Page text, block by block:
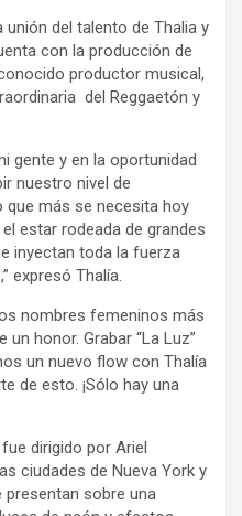
del talento de Thalia y
con la producción de
productor musical,
del Reggaetón y
gente y en la oportunidad
nuestro nivel de
que más se necesita hoy
estar rodeada de grandes
inyectan toda la fuerza
expresó Thalía.
nombres femeninos más
honor. Grabar “La Luz”
un nuevo flow con Thalía
de esto. ¡Sólo hay una
dirigido por Ariel
ciudades de Nueva York y
presentan sobre una